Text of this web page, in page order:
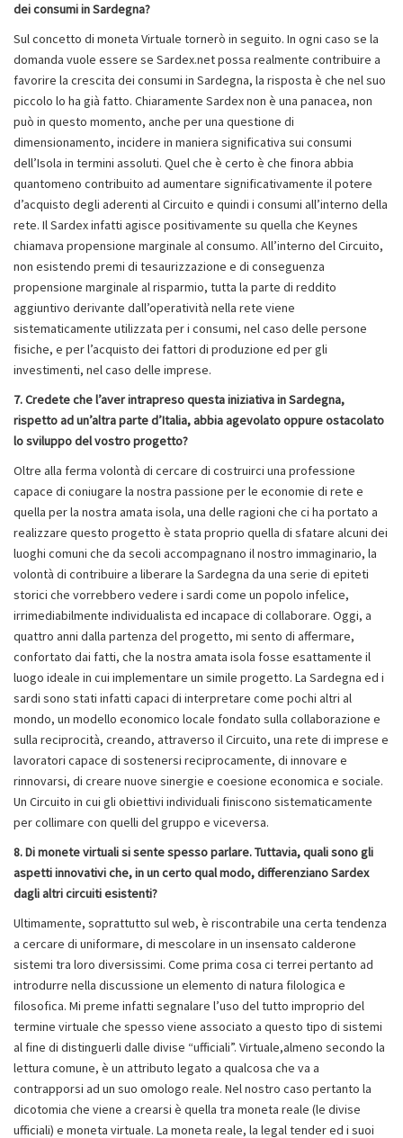
dei consumi in Sardegna?
Sul concetto di moneta Virtuale tornerò in seguito. In ogni caso se la
domanda vuole essere se Sardex.net possa realmente contribuire a
favorire la crescita dei consumi in Sardegna, la risposta è che nel suo
piccolo lo ha già fatto. Chiaramente Sardex non è una panacea, non
può in questo momento, anche per una questione di
dimensionamento, incidere in maniera significativa sui consumi
dell’Isola in termini assoluti. Quel che è certo è che finora abbia
quantomeno contribuito ad aumentare significativamente il potere
d’acquisto degli aderenti al Circuito e quindi i consumi all’interno della
rete. Il Sardex infatti agisce positivamente su quella che Keynes
chiamava propensione marginale al consumo. All’interno del Circuito,
non esistendo premi di tesaurizzazione e di conseguenza
propensione marginale al risparmio, tutta la parte di reddito
aggiuntivo derivante dall’operatività nella rete viene
sistematicamente utilizzata per i consumi, nel caso delle persone
fisiche, e per l’acquisto dei fattori di produzione ed per gli
investimenti, nel caso delle imprese.
7. Credete che l’aver intrapreso questa iniziativa in Sardegna,
rispetto ad un’altra parte d’Italia, abbia agevolato oppure ostacolato
lo sviluppo del vostro progetto?
Oltre alla ferma volontà di cercare di costruirci una professione
capace di coniugare la nostra passione per le economie di rete e
quella per la nostra amata isola, una delle ragioni che ci ha portato a
realizzare questo progetto è stata proprio quella di sfatare alcuni dei
luoghi comuni che da secoli accompagnano il nostro immaginario, la
volontà di contribuire a liberare la Sardegna da una serie di epiteti
storici che vorrebbero vedere i sardi come un popolo infelice,
irrimediabilmente individualista ed incapace di collaborare. Oggi, a
quattro anni dalla partenza del progetto, mi sento di affermare,
confortato dai fatti, che la nostra amata isola fosse esattamente il
luogo ideale in cui implementare un simile progetto. La Sardegna ed i
sardi sono stati infatti capaci di interpretare come pochi altri al
mondo, un modello economico locale fondato sulla collaborazione e
sulla reciprocità, creando, attraverso il Circuito, una rete di imprese e
lavoratori capace di sostenersi reciprocamente, di innovare e
rinnovarsi, di creare nuove sinergie e coesione economica e sociale.
Un Circuito in cui gli obiettivi individuali finiscono sistematicamente
per collimare con quelli del gruppo e viceversa.
8. Di monete virtuali si sente spesso parlare. Tuttavia, quali sono gli
aspetti innovativi che, in un certo qual modo, differenziano Sardex
dagli altri circuiti esistenti?
Ultimamente, soprattutto sul web, è riscontrabile una certa tendenza
a cercare di uniformare, di mescolare in un insensato calderone
sistemi tra loro diversissimi. Come prima cosa ci terrei pertanto ad
introdurre nella discussione un elemento di natura filologica e
filosofica. Mi preme infatti segnalare l’uso del tutto improprio del
termine virtuale che spesso viene associato a questo tipo di sistemi
al fine di distinguerli dalle divise “ufficiali”. Virtuale,almeno secondo la
lettura comune, è un attributo legato a qualcosa che va a
contrapporsi ad un suo omologo reale. Nel nostro caso pertanto la
dicotomia che viene a crearsi è quella tra moneta reale (le divise
ufficiali) e moneta virtuale. La moneta reale, la legal tender ed i suoi